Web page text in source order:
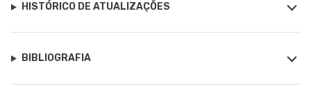
HISTÓRICO DE ATUALIZAÇÕES
BIBLIOGRAFIA